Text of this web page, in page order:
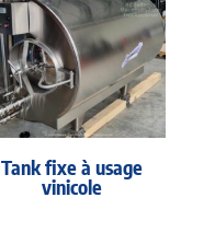
Tank fixe à usage
vinicole